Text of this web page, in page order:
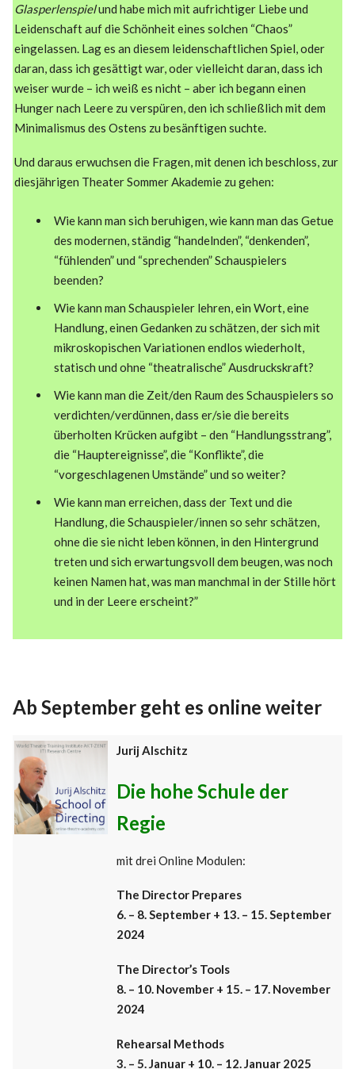
Glasperlenspielund habe mich mit aufrichtiger Liebe und
Leidenschaft auf die Schönheit eines solchen “Chaos”
eingelassen. Lag es an diesem leidenschaftlichen Spiel, oder
daran, dass ich gesättigt war, oder vielleicht daran, dass ich
weiser wurde – ich weiß es nicht – aber ich begann einen
Hunger nach Leere zu verspüren, den ich schließlich mit dem
Minimalismus des Ostens zu besänftigen suchte.
Und daraus erwuchsen die Fragen, mit denen ich beschloss, zur
diesjährigen Theater Sommer Akademie zu gehen:
Wie kann man sich beruhigen, wie kann man das Getue
des modernen, ständig “handelnden”, “denkenden”,
“fühlenden” und “sprechenden” Schauspielers
beenden?
Wie kann man Schauspieler lehren, ein Wort, eine
Handlung, einen Gedanken zu schätzen, der sich mit
mikroskopischen Variationen endlos wiederholt,
statisch und ohne “theatralische” Ausdruckskraft?
Wie kann man die Zeit/den Raum des Schauspielers so
verdichten/verdünnen, dass er/sie die bereits
überholten Krücken aufgibt – den “Handlungsstrang”,
die “Hauptereignisse”, die “Konflikte”, die
“vorgeschlagenen Umstände” und so weiter?
Wie kann man erreichen, dass der Text und die
Handlung, die Schauspieler/innen so sehr schätzen,
ohne die sie nicht leben können, in den Hintergrund
treten und sich erwartungsvoll dem beugen, was noch
keinen Namen hat, was man manchmal in der Stille hört
und in der Leere erscheint?”
Ab September geht es online weiter
Jurij Alschitz
Die hohe Schule der
Regie
mit drei Online Modulen:
The Director Prepares
6. – 8. September + 13. – 15. September
2024
The Director’s Tools
8. – 10. November + 15. – 17. November
2024
Rehearsal Methods
3. – 5. Januar + 10. – 12. Januar 2025